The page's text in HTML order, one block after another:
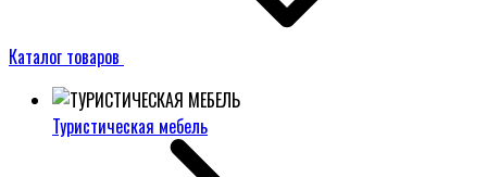
Каталог товаров
Туристическая мебель